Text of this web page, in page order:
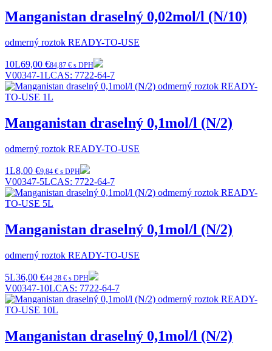
Manganistan draselný 0,02mol/l (N/10)
odmerný roztok READY-TO-USE
10L69,00 €84,87 € s DPH
V00347-1LCAS: 7722-64-7
Manganistan draselný 0,1mol/l (N/2)
odmerný roztok READY-TO-USE
1L8,00 €9,84 € s DPH
V00347-5LCAS: 7722-64-7
Manganistan draselný 0,1mol/l (N/2)
odmerný roztok READY-TO-USE
5L36,00 €44,28 € s DPH
V00347-10LCAS: 7722-64-7
Manganistan draselný 0,1mol/l (N/2)